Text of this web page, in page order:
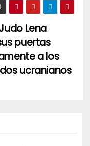
Lena
puertas
a los
ucranianos